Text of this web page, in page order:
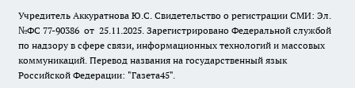
Учредитель Аккуратнова Ю.С. Свидетельство о регистрации СМИ: Эл.
№ФС 77-90386 от 25.11.2025. Зарегистрировано Федеральной службой
по надзору в сфере связи, информационных технологий и массовых
коммуникаций. Перевод названия на государственный язык
Российской Федерации: "Газета45".